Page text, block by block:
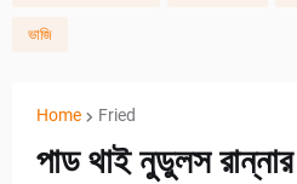
ভাজি
Home Fried
পাড থাই নুডুলস রান্নার